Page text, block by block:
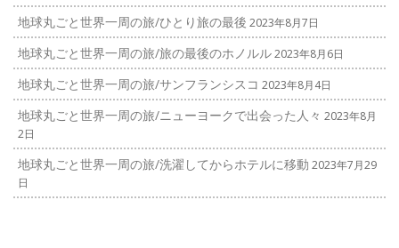
地球丸ごと世界一周の旅/ひとり旅の最後 2023年8月7日
地球丸ごと世界一周の旅/旅の最後のホノルル2023年8月6日
地球丸ごと世界一周の旅/サンフランシスコ 2023年8月4日
地球丸ごと世界一周の旅/ニューヨークで出会った人々 2023年8月
2日
地球丸ごと世界一周の旅/洗濯してからホテルに移動 2023年7月29
日